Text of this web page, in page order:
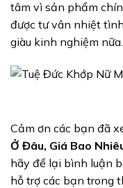
tâm vì sản phẩm
được tư vân nhiệt
giàu kinh nghiệm nữa.
Cảm ơn các bạn đã
Ở Đâu, Giá Bao
hãy để lại bình luận
hỗ trợ các bạn trong